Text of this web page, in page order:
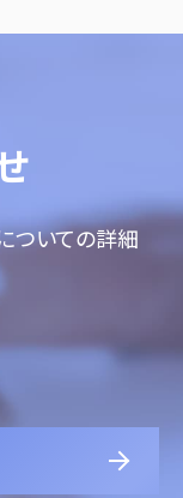
ついての詳細